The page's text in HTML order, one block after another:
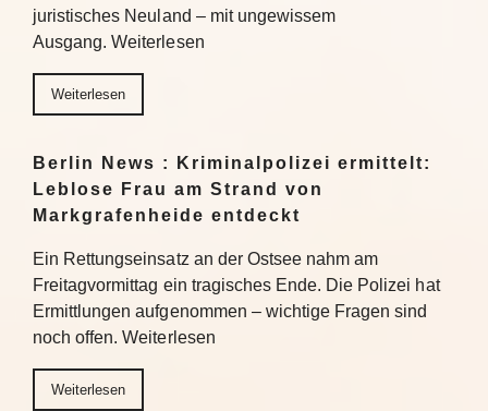
juristisches Neuland – mit ungewissem
Ausgang. Weiterlesen
Weiterlesen
Berlin News : Kriminalpolizei ermittelt:
Leblose Frau am Strand von
Markgrafenheide entdeckt
Ein Rettungseinsatz an der Ostsee nahm am
Freitagvormittag ein tragisches Ende. Die Polizei hat
Ermittlungen aufgenommen – wichtige Fragen sind
noch offen. Weiterlesen
Weiterlesen